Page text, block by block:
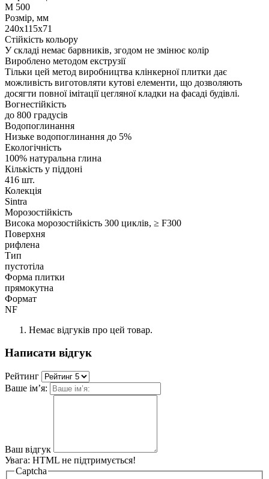
М 500
Розмір, мм
240x115x71
Стійкість кольору
У складі немає барвників, згодом не змінює колір
Вироблено методом екструзії
Тільки цей метод виробництва клінкерної плитки дає
можливість виготовляти кутові елементи, що дозволяють
досягти повної імітації цегляної кладки на фасаді будівлі.
Вогнестійкість
до 800 градусів
Водопоглинання
Низьке водопоглинання до 5%
Екологічність
100% натуральна глина
Кількість у піддоні
416 шт.
Колекція
Sintra
Морозостійкість
Висока морозостійкість 300 циклів, ≥ F300
Поверхня
рифлена
Тип
пустотіла
Форма плитки
прямокутна
Формат
NF
Немає відгуків про цей товар.
Написати відгук
Рейтинг
Ваше ім’я:
Ваш відгук
Увага: HTML не підтримується!
Captcha